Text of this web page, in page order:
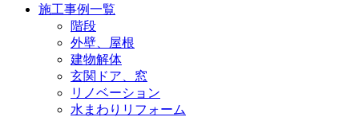
施工事例一覧
階段
外壁、屋根
建物解体
玄関ドア、窓
リノベーション
水まわりリフォーム